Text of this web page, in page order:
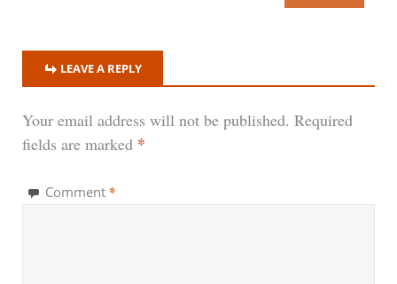
LEAVE A REPLY
Your email address will not be published. Required
fields are marked *
Comment *